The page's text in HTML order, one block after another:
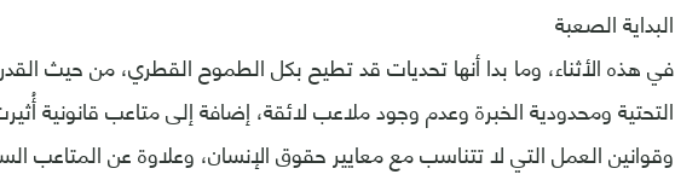
البداية الصعبة
في هذه الأثناء، وما بدا أنها تحديات قد تطيح بكل الطموح القطري، من حيث
التحتية ومحدودية الخبرة وعدم وجود ملاعب لائقة، إضافة إلى متاعب قانونية
وقوانين العمل التي لا تتناسب مع معايير حقوق الإنسان، وعلاوة عن المتاعب